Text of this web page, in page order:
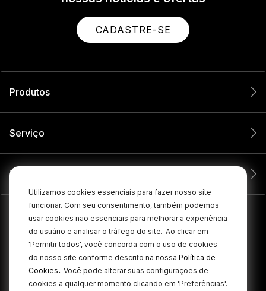
Utilizamos cookies essenciais para fazer nosso site
funcionar. Com seu consentimento, também podemos
usar cookies não essenciais para melhorar a experiência
do usuário e analisar o tráfego do site. Ao clicar em
'Permitir todos', você concorda com o uso de cookies
do nosso site conforme descrito na nossa Política de
Cookies. Você pode alterar suas configurações de
cookies a qualquer momento clicando em 'Preferências'.
CADASTRE-SE
Produtos
Serviço
Empresa